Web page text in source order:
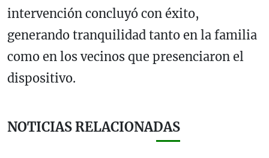
intervención concluyó con éxito,
generando tranquilidad tanto en la familia
como en los vecinos que presenciaron el
dispositivo.
NOTICIAS RELACIONADAS